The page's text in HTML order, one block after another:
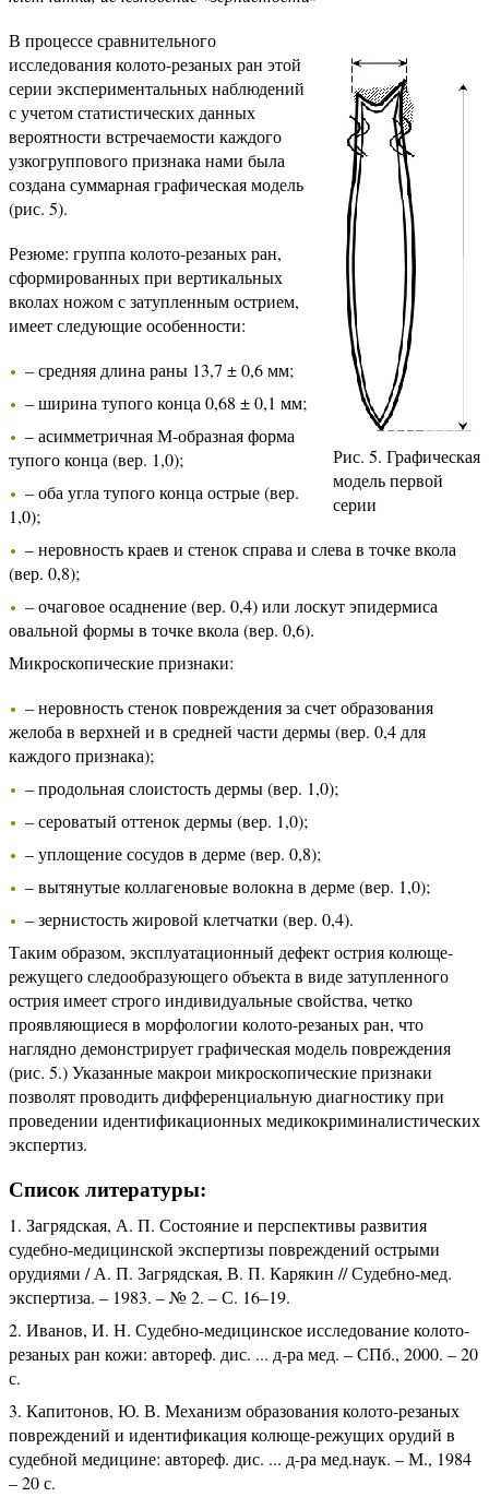
Рис. 5. Графическая
модель первой
серии
В процессе сравнительного
исследования колото-резаных ран этой
серии экспериментальных наблюдений
с учетом статистических данных
вероятности встречаемости каждого
узкогруппового признака нами была
создана суммарная графическая модель
(рис. 5).
Резюме: группа колото-резаных ран,
сформированных при вертикальных
вколах ножом с затупленным острием,
имеет следующие особенности:
– средняя длина раны 13,7 ± 0,6 мм;
– ширина тупого конца 0,68 ± 0,1 мм;
– асимметричная М-образная форма
тупого конца (вер. 1,0);
– оба угла тупого конца острые (вер.
1,0);
– неровность краев и стенок справа и слева в точке вкола
(вер. 0,8);
– очаговое осаднение (вер. 0,4) или лоскут эпидермиса
овальной формы в точке вкола (вер. 0,6).
Микроскопические признаки:
– неровность стенок повреждения за счет образования
желоба в верхней и в средней части дермы (вер. 0,4 для
каждого признака);
– продольная слоистость дермы (вер. 1,0);
– сероватый оттенок дермы (вер. 1,0);
– уплощение сосудов в дерме (вер. 0,8);
– вытянутые коллагеновые волокна в дерме (вер. 1,0);
– зернистость жировой клетчатки (вер. 0,4).
Таким образом, эксплуатационный дефект острия колюще-
режущего следообразующего объекта в виде затупленного
острия имеет строго индивидуальные свойства, четко
проявляющиеся в морфологии колото-резаных ран, что
наглядно демонстрирует графическая модель повреждения
(рис. 5.) Указанные макрои микроскопические признаки
позволят проводить дифференциальную диагностику при
проведении идентификационных медикокриминалистических
экспертиз.
Список литературы:
Загрядская, А. П. Состояние и перспективы развития
судебно-медицинской экспертизы повреждений острыми
орудиями / А. П. Загрядская, В. П. Карякин // Судебно-мед.
экспертиза. – 1983. – № 2. – С. 16–19.
Иванов, И. Н. Судебно-медицинское исследование колото-
резаных ран кожи: автореф. дис. ... д-ра мед. – СПб., 2000. – 20
с.
Капитонов, Ю. В. Механизм образования колото-резаных
повреждений и идентификация колюще-режущих орудий в
судебной медицине: автореф. дис. ... д-ра мед.наук. – М., 1984
– 20 с.